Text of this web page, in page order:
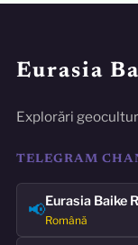
Eurasia
Explorări
TELEGRAM
📢Eurasia Baike
Română